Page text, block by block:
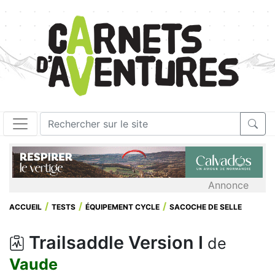
Annonce
ACCUEIL TESTS ÉQUIPEMENT CYCLE SACOCHE DE SELLE
Trailsaddle Version I de
Vaude